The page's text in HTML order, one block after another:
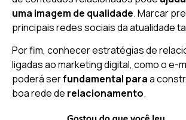
uma imagem de qualidade. Marcar
principais redes sociais da atualidade
Por fim, conhecer estratégias de
ligadas ao marketing digital, como o e-
poderá serfundamental paraa
boa rede de relacionamento.